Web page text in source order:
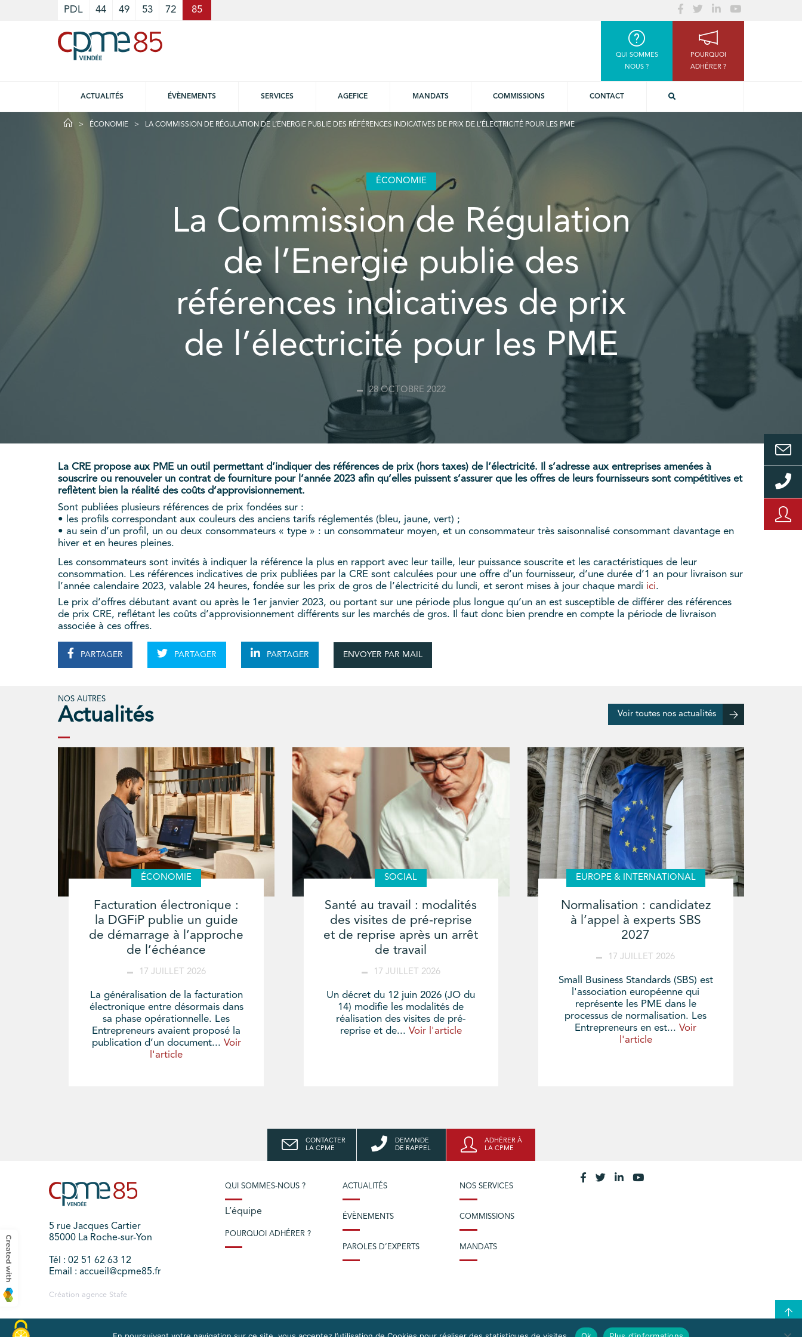
PDL 44 49 53 72 85
QUI SOMMES
NOUS ?
POURQUOI
ADHÉRER ?
ACTUALITÉS ÉVÈNEMENTS SERVICES AGEFICE MANDATS COMMISSIONS CONTACT
ÉCONOMIE LA COMMISSION DE RÉGULATION DE L’ENERGIE PUBLIE DES RÉFÉRENCES INDICATIVES DE PRIX DE L’ÉLECTRICITÉ POUR LES PME
ÉCONOMIE
La Commission de Régulation
de l’Energie publie des
références indicatives de prix
de l’électricité pour les PME
28 OCTOBRE 2022
La CRE propose aux PME un outil permettant d’indiquer des références de prix (hors taxes) de l’électricité. Il s’adresse aux entreprises amenées à
souscrire ou renouveler un contrat de fourniture pour l’année 2023 afin qu’elles puissent s’assurer que les offres de leurs fournisseurs sont compétitives et
reflètent bien la réalité des coûts d’approvisionnement.
Sont publiées plusieurs références de prix fondées sur :
• les profils correspondant aux couleurs des anciens tarifs réglementés (bleu, jaune, vert) ;
• au sein d’un profil, un ou deux consommateurs « type » : un consommateur moyen, et un consommateur très saisonnalisé consommant davantage en
hiver et en heures pleines.
Les consommateurs sont invités à indiquer la référence la plus en rapport avec leur taille, leur puissance souscrite et les caractéristiques de leur
consommation. Les références indicatives de prix publiées par la CRE sont calculées pour une offre d’un fournisseur, d’une durée d’1 an pour livraison sur
l’année calendaire 2023, valable 24 heures, fondée sur les prix de gros de l’électricité du lundi, et seront mises à jour chaque mardi ici.
Le prix d’offres débutant avant ou après le 1er janvier 2023, ou portant sur une période plus longue qu’un an est susceptible de différer des références
de prix CRE, reflétant les coûts d’approvisionnement différents sur les marchés de gros. Il faut donc bien prendre en compte la période de livraison
associée à ces offres.
PARTAGER PARTAGER PARTAGER ENVOYER PAR MAIL
NOS AUTRES
Actualités Voir toutes nos actualités
ÉCONOMIE
Facturation électronique :
la DGFiP publie un guide
de démarrage à l’approche
de l’échéance
17 JUILLET 2026
La généralisation de la facturation
électronique entre désormais dans
sa phase opérationnelle. Les
Entrepreneurs avaient proposé la
publication d’un document... Voir
l'article
SOCIAL
Santé au travail : modalités
des visites de pré-reprise
et de reprise après un arrêt
de travail
17 JUILLET 2026
Un décret du 12 juin 2026 (JO du
14) modifie les modalités de
réalisation des visites de pré-
reprise et de... Voir l'article
EUROPE & INTERNATIONAL
Normalisation : candidatez
à l’appel à experts SBS
2027
17 JUILLET 2026
Small Business Standards (SBS) est
l'association européenne qui
représente les PME dans le
processus de normalisation. Les
Entrepreneurs en est...Voir
l'article
CONTACTER
LA CPME
DEMANDE
DE RAPPEL
ADHÉRER À
LA CPME
5 rue Jacques Cartier
85000 La Roche-sur-Yon
Tél : 02 51 62 63 12
Email : accueil@cpme85.fr
Création agence Stafe
QUI SOMMES-NOUS ?
L’équipe
POURQUOI ADHÉRER ?
ACTUALITÉS
ÉVÈNEMENTS
PAROLES D’EXPERTS
NOS SERVICES
COMMISSIONS
MANDATS
Cookies management panel